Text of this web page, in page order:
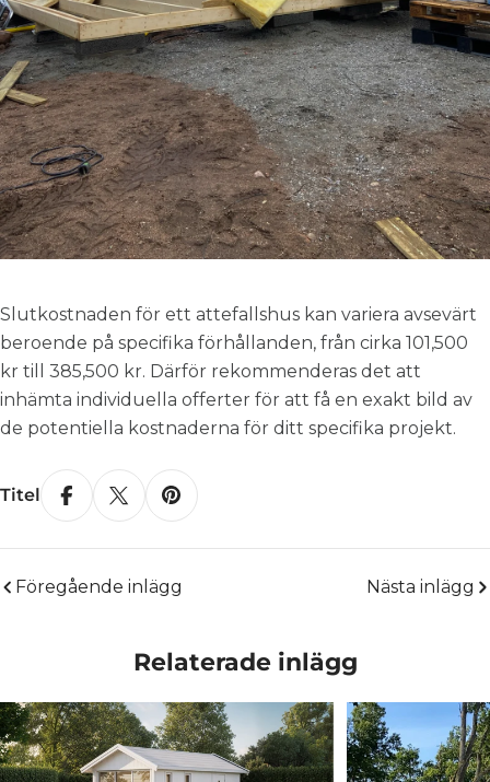
Slutkostnaden för ett attefallshus kan variera avsevärt
beroende på specifika förhållanden, från cirka 101,500
kr till 385,500 kr. Därför rekommenderas det att
inhämta individuella offerter för att få en exakt bild av
de potentiella kostnaderna för ditt specifika projekt.
Titel
Dela på Facebook
Dela på XDela på Pinterest
Föregående inlägg Nästa inlägg
Relaterade inlägg